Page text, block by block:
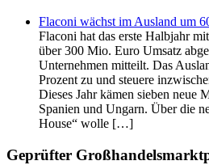
Flaconi wächst im Ausland um
Flaconi hat das erste Halbjahr
über 300 Mio. Euro Umsatz
Unternehmen mitteilt. Das
Prozent zu und steuere
Dieses Jahr kämen sieben neue
Spanien und Ungarn. Über die
House“ wolle […]
Geprüfter